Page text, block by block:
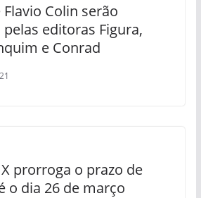
Colin serão
editoras Figura,
e Conrad
prorroga o prazo de
o dia 26 de março